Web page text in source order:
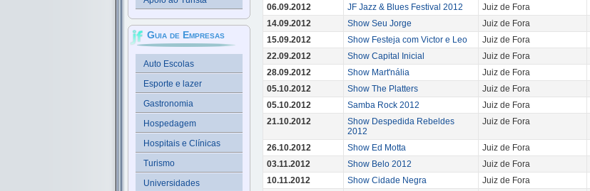
Guia de Empresas
Auto Escolas
Esporte e lazer
Gastronomia
Hospedagem
Hospitais e Clínicas
Turismo
Universidades
06.09.2012 JF Jazz & Blues Festival 2012 Juiz de Fora
14.09.2012
Show Seu Jorge Juiz de Fora
15.09.2012
Show Festeja com Victor e Leo Juiz de Fora
22.09.2012
Show Capital Inicial Juiz de Fora
28.09.2012
Show Mart'nália Juiz de Fora
05.10.2012
Show The Platters Juiz de Fora
05.10.2012
Samba Rock 2012 Juiz de Fora
21.10.2012
Show Despedida Rebeldes
2012
Juiz de Fora
26.10.2012 Show Ed Motta Juiz de Fora
03.11.2012
Show Belo 2012 Juiz de Fora
10.11.2012
Show Cidade Negra Juiz de Fora